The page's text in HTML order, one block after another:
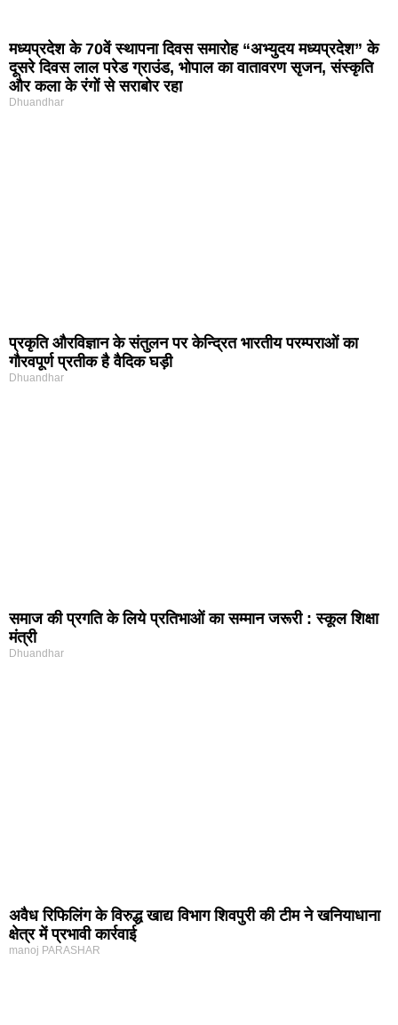
मध्यप्रदेश के 70वें स्थापना दिवस समारोह “अभ्युदय मध्यप्रदेश” के
दूसरे दिवस लाल परेड ग्राउंड, भोपाल का वातावरण सृजन, संस्कृति
और कला के रंगों से सराबोर रहा
Dhuandhar
प्रकृति और‍विज्ञान के संतुलन पर केन्द्रित भारतीय परम्पराओं का
गौरवपूर्ण प्रतीक है वैदिक घड़ी
Dhuandhar
समाज की प्रगति के लिये प्रतिभाओं का सम्मान जरूरी : स्कूल शिक्षा
मंत्री
Dhuandhar
अवैध रिफिलिंग के विरुद्ध खाद्य विभाग शिवपुरी की टीम ने खनियाधाना
क्षेत्र में प्रभावी कार्रवाई
manoj PARASHAR